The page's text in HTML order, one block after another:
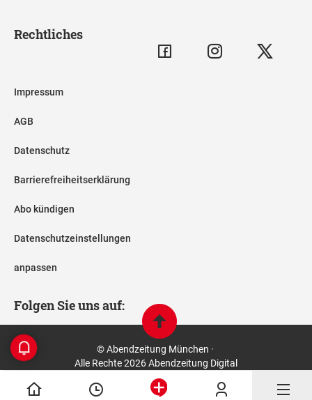
Rechtliches
Impressum
AGB
Datenschutz
Barrierefreiheitserklärung
Abo kündigen
Datenschutzeinstellungen
anpassen
Folgen Sie uns auf:
© Abendzeitung München ·
Alle Rechte 2026 Abendzeitung Digital